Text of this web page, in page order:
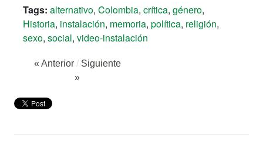
Tags: alternativo, Colombia, crítica, género,
Historia, instalación, memoria, política, religión,
sexo, social, video-instalación
« Anterior / Siguiente
»